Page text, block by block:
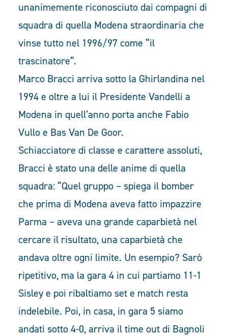
unanimemente riconosciuto dai compagni di
squadra di quella Modena straordinaria che
vinse tutto nel 1996/97 come “il
trascinatore”.
Marco Bracci arriva sotto la Ghirlandina nel
1994 e oltre a lui il Presidente Vandelli a
Modena in quell’anno porta anche Fabio
Vullo e Bas Van De Goor.
Schiacciatore di classe e carattere assoluti,
Bracci è stato una delle anime di quella
squadra: “Quel gruppo – spiega il bomber
che prima di Modena aveva fatto impazzire
Parma – aveva una grande caparbietà nel
cercare il risultato, una caparbietà che
andava oltre ogni limite. Un esempio? Sarò
ripetitivo, ma la gara 4 in cui partiamo 11-1
Sisley e poi ribaltiamo set e match resta
indelebile. Poi, in casa, in gara 5 siamo
andati sotto 4-0, arriva il time out di Bagnoli